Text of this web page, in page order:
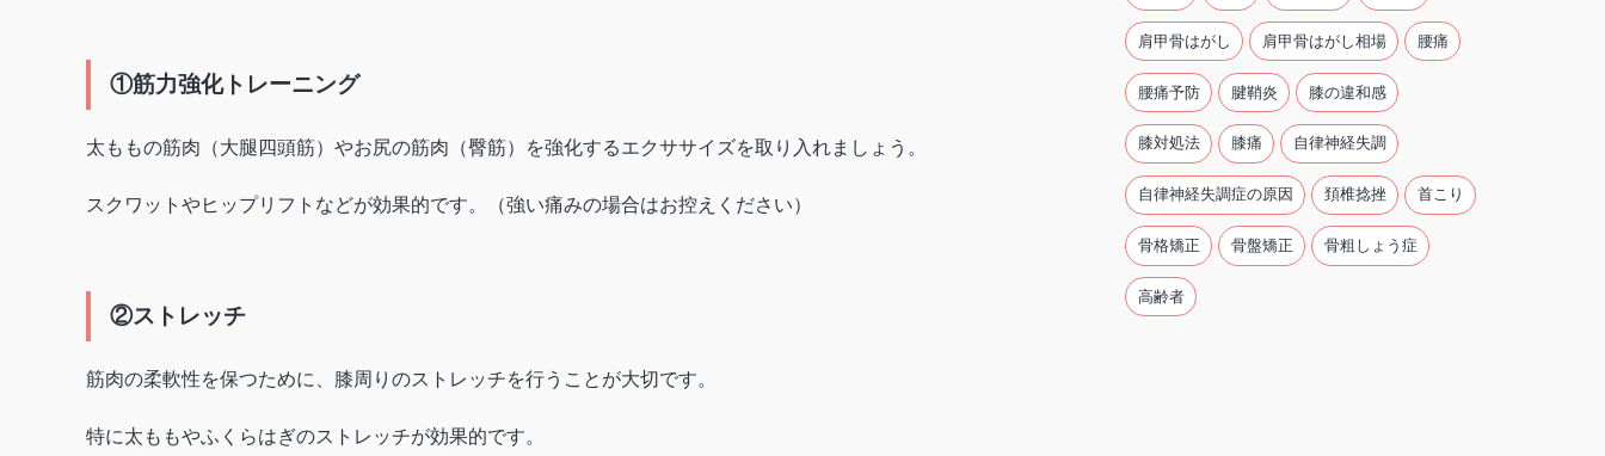
①筋力強化トレーニング
太ももの筋肉（大腿四頭筋）やお尻の筋肉（臀筋）を強化するエクササイズを取り入れましょう。
スクワットやヒップリフトなどが効果的です。（強い痛みの場合はお控えください）
②ストレッチ
筋肉の柔軟性を保つために、膝周りのストレッチを行うことが大切です。
特に太ももやふくらはぎのストレッチが効果的です。
肩甲骨はがし 肩甲骨はがし相場 腰痛
腰痛予防 腱鞘炎 膝の違和感
膝対処法 膝痛 自律神経失調
自律神経失調症の原因 頚椎捻挫 首こり
骨格矯正 骨盤矯正 骨粗しょう症
高齢者